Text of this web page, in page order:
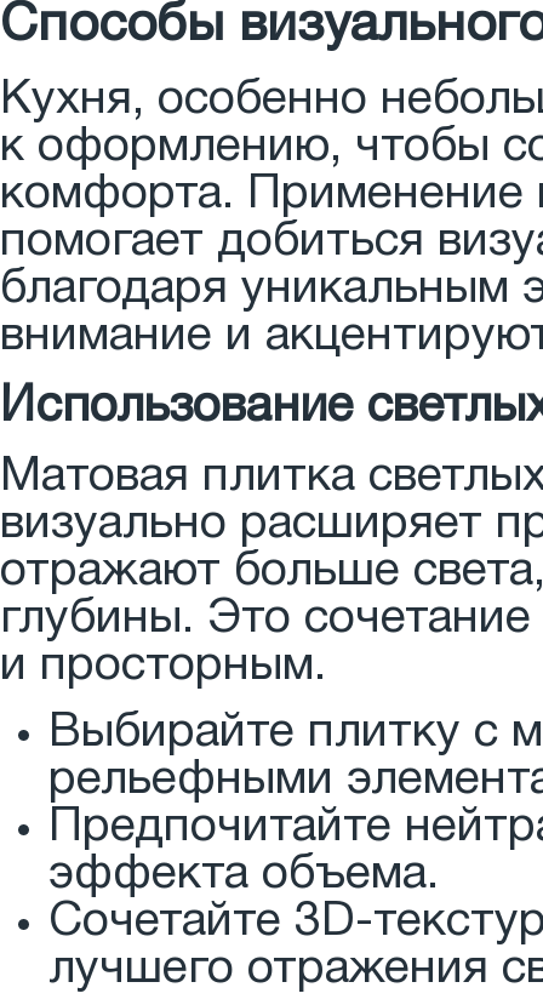
Способы
Кухня, особенно
к оформлению, чтобы
комфорта. Применение
помогает добиться
благодаря уникальным
внимание и
Использование
Матовая плитка
визуально расширяет
отражают больше
глубины. Это
и просторным.
Выбирайте плитку с
рельефными
Предпочитайте
эффекта объема.
Сочетайте 3D-
лучшего отражения